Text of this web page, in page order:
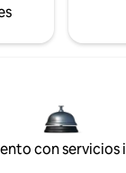
con servicios